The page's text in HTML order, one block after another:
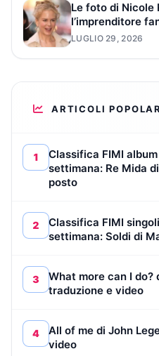
Le foto di Nicole
l’imprenditore
LUGLIO 29, 2026
ARTICOLI
1
Classifica FIMI
settimana: Re Mida
posto
2
Classifica FIMI
settimana: Soldi di
3
What more can I
traduzione e video
4
All of me di John
video